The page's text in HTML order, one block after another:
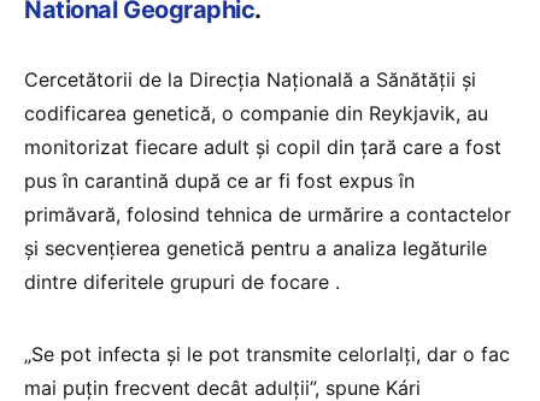
National Geographic.
Cercetătorii de la Direcția Națională a Sănătății și
codificarea genetică, o companie din Reykjavik, au
monitorizat fiecare adult și copil din țară care a fost
pus în carantină după ce ar fi fost expus în
primăvară, folosind tehnica de urmărire a contactelor
și secvențierea genetică pentru a analiza legăturile
dintre diferitele grupuri de focare .
„Se pot infecta și le pot transmite celorlalți, dar o fac
mai puțin frecvent decât adulții”, spune Kári